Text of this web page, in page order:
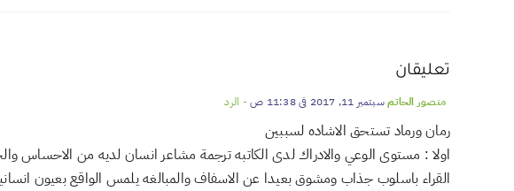
تعليقان
منصور الحاتمسبتمبر 11, 2017 في 11:38 ص - الرد
رمان ورماد تستحق الاشاده لسببين
اولا : مستوى الوعي والادراك لدى الكاتبه ترجمة مشاعر انسان لديه من الاحساس
القراء باسلوب جذاب ومشوق بعيدا عن الاسفاف والمبالغه يلمس الواقع بعيون